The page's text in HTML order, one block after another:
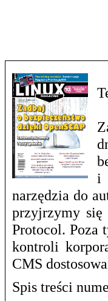
i
narzędzia do
przyjrzymy się
Protocol. Poza
kontroli
CMS
Spis treści